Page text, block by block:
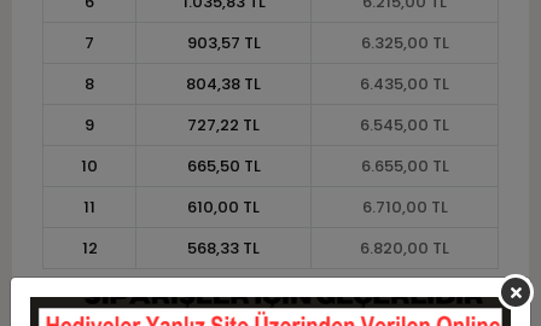
7
903,57 TL
6.325,00 TL
8
804,38 TL
6.435,00 TL
9
727,22 TL
6.545,00 TL
10
665,50 TL
6.655,00 TL
11
610,00 TL
6.710,00 TL
12
568,33 TL 6.820,00 TL